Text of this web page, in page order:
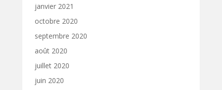
janvier 2021
octobre 2020
septembre 2020
août 2020
juillet 2020
juin 2020